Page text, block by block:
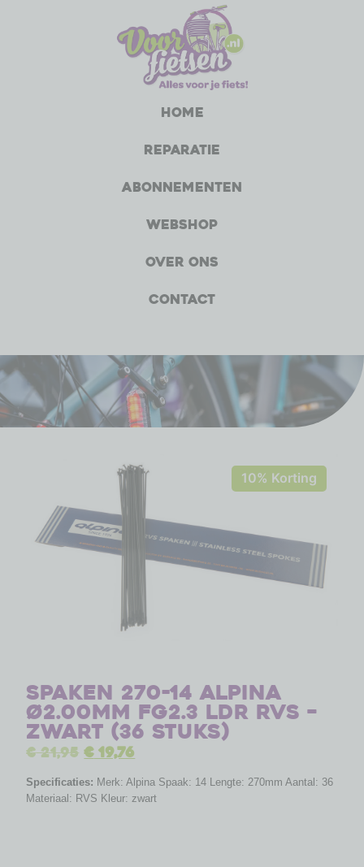
Home
Reparatie
Abonnementen
Webshop
Over ons
Contact
10% Korting
Spaken 270-14 Alpina
ø2.00mm FG2.3 LDR RVS –
zwart (36 stuks)
€21,95 €19,76
Specificaties: Merk: Alpina Spaak: 14 Lengte: 270mm Aantal: 36
Materiaal: RVS Kleur: zwart